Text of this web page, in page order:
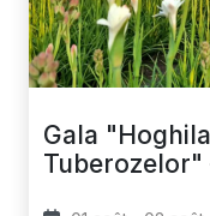
Gala
Tuberozelor"